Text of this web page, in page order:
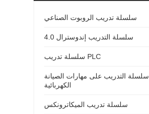
سلسلة تدريب الروبوت الصناعي
سلسلة التدريب إندوسترال 4.0
سلسلة تدريب PLC
سلسلة التدريب على مهارات الصيانة
الكهربائية
سلسلة تدريب الميكاترونكس